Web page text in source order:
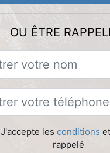
OU ÊTRE
J'accepte les conditions
rappelé